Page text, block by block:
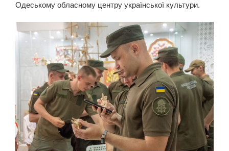
Одеському обласному центру української культури.